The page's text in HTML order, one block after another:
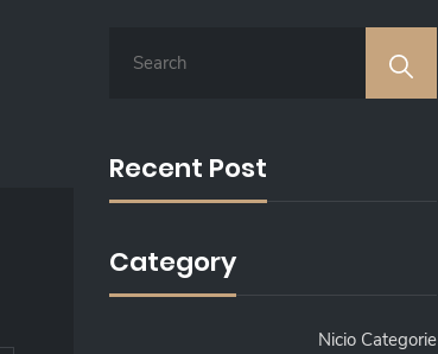
H
F
R
Recent Post
Category
Nicio Categorie